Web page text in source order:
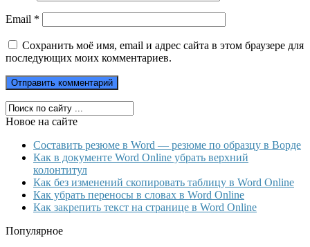
Email *
Сохранить моё имя, email и адрес сайта в этом браузере для
последующих моих комментариев.
Новое на сайте
Составить резюме в Word — резюме по образцу в Ворде
Как в документе Word Online убрать верхний
колонтитул
Как без изменений скопировать таблицу в Word Online
Как убрать переносы в словах в Word Online
Как закрепить текст на странице в Word Online
Популярное